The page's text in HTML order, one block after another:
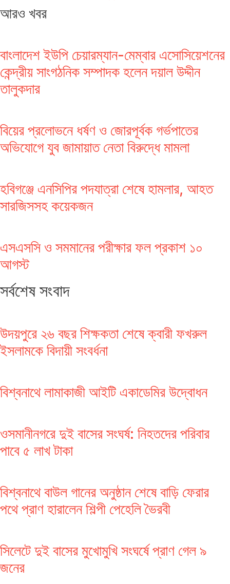
আরও খবর
বাংলাদেশ ইউপি চেয়ারম্যান-মেম্বার এসোসিয়েশনের
কেন্দ্রীয় সাংগঠনিক সম্পাদক হলেন দয়াল উদ্দীন
তালুকদার
বিয়ের প্রলোভনে ধর্ষণ ও জোরপূর্বক গর্ভপাতের
অভিযোগে যুব জামায়াত নেতা বিরুদ্ধে মামলা
হবিগঞ্জে এনসিপির পদযাত্রা শেষে হামলার, আহত
সারজিসসহ কয়েকজন
এসএসসি ও সমমানের পরীক্ষার ফল প্রকাশ ১০
আগস্ট
সর্বশেষ সংবাদ
উদয়পুরে ২৬ বছর শিক্ষকতা শেষে ক্বারী ফখরুল
ইসলামকে বিদায়ী সংবর্ধনা
বিশ্বনাথে লামাকাজী আইটি একাডেমির উদ্বোধন
ওসমানীনগরে দুই বাসের সংঘর্ষ: নিহতদের পরিবার
পাবে ৫ লাখ টাকা
বিশ্বনাথে বাউল গানের অনুষ্ঠান শেষে বাড়ি ফেরার
পথে প্রাণ হারালেন শিল্পী পেহেলি ভৈরবী
সিলেটে দুই বাসের মুখোমুখি সংঘর্ষে প্রাণ গেল ৯
জনের